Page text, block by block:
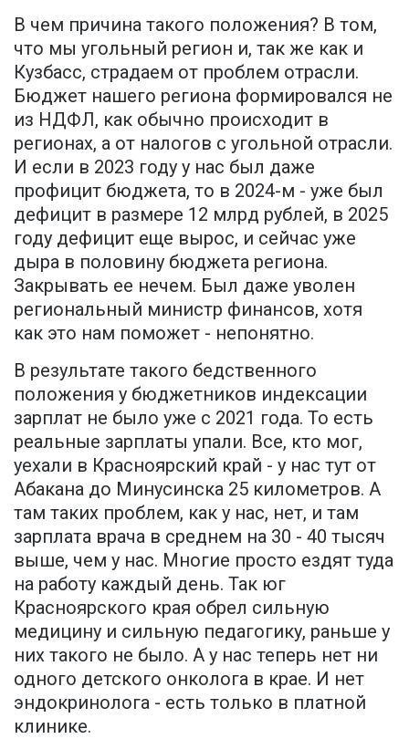
В чем причина такого положения? В том,
что мы угольный регион и, так же как и
Кузбасс, страдаем от проблем отрасли.
Бюджет нашего региона формировался не
из НДФЛ, как обычно происходит в
регионах, а от налогов с угольной отрасли.
И если в 2023 году у нас был даже
профицит бюджета, то в 2024-м - уже был
дефицит в размере 12 млрд рублей, в 2025
году дефицит еще вырос, и сейчас уже
дыра в половину бюджета региона.
Закрывать ее нечем. Был даже уволен
региональный министр финансов, хотя
как это нам поможет - непонятно.
В результате такого бедственного
положения у бюджетников индексации
зарплат не было уже с 2021 года. То есть
реальные зарплаты упали. Все, кто мог,
уехали в Красноярский край - у нас тут от
Абакана до Минусинска 25 километров. А
там таких проблем, как у нас, нет, и там
зарплата врача в среднем на 30 - 40 тысяч
выше, чем у нас. Многие просто ездят туда
на работу каждый день. Так юг
Красноярского края обрел сильную
медицину и сильную педагогику, раньше у
них такого не было. А у нас теперь нет ни
одного детского онколога в крае. И нет
эндокринолога - есть только в платной
клинике.